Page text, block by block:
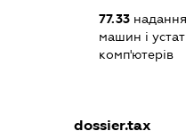
77.33надання
машин і
комп'ютерів
dossier.tax